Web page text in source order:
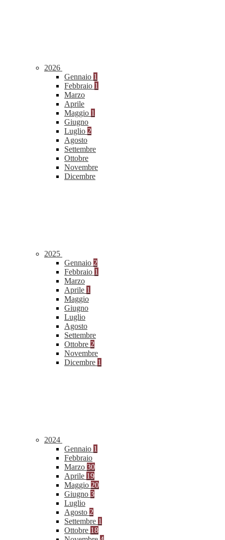
2026
Gennaio 1
Febbraio 1
Marzo
Aprile
Maggio 1
Giugno
Luglio 2
Agosto
Settembre
Ottobre
Novembre
Dicembre
2025
Gennaio 2
Febbraio 1
Marzo
Aprile 1
Maggio
Giugno
Luglio
Agosto
Settembre
Ottobre 2
Novembre
Dicembre 1
2024
Gennaio 1
Febbraio
Marzo 30
Aprile 19
Maggio 20
Giugno 3
Luglio
Agosto 2
Settembre 1
Ottobre 18